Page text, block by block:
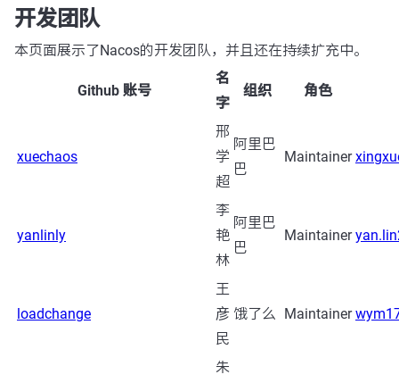
开发团队
本页面展示了Nacos的开发团队，并且还在持续扩充中。
Github 账号
名
字
组织 角色
xuechaos
邢
学
超
阿里巴
巴
Maintainer
yanlinly
李
艳
林
阿里巴
巴
Maintainer
loadchange
王
彦
民
饿了么 Maintainer
朱